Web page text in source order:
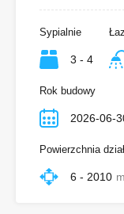
Sypialnie
3 - 4
Rok budowy
2026-06-
Powierzchnia
6 - 2010